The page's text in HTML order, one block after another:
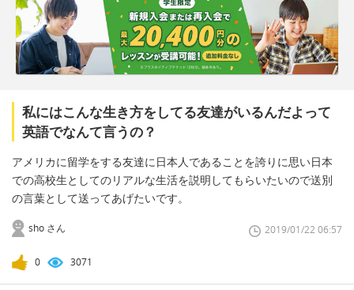
私にはこんな生き方をしてる友達がいるんだよって
英語でなんて言うの？
アメリカに留学をする友達に日本人であることを誇りに思い日本
での高校生としてのリアルな生活を説明してもらいたいので送別
の言葉として送ってあげたいです。
sho さん 2019/01/22 06:57
0 3071